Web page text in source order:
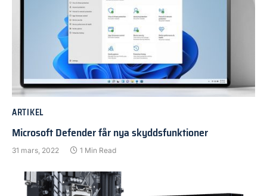
ARTIKEL
Microsoft Defender får nya skyddsfunktioner
31 mars, 2022 1 Min Read